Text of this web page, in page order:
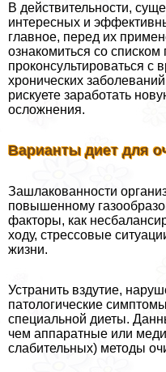
В действительности,
интересных и
главное, перед их
ознакомиться со списком
проконсультироваться с
хронических
рискуете заработать
осложнения.
Варианты диет для
Зашлакованности
повышенному
факторы, как
ходу, стрессовые
жизни.
Устранить вздутие,
патологические
специальной диеты.
чем аппаратные или
слабительных) методы